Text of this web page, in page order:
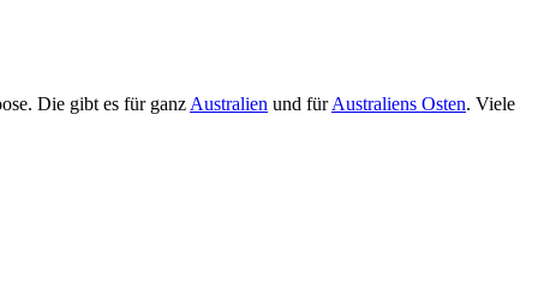
Die gibt es für ganz Australien und fürAustraliens Osten. Viele